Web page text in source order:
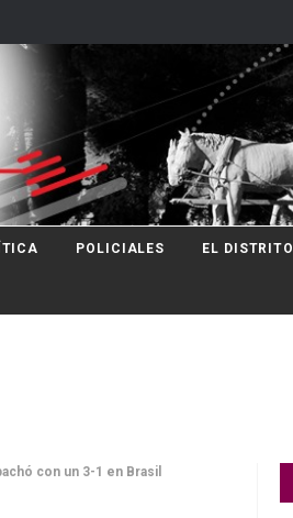
POLICIALES EL DISTRITO
con un 3-1 en Brasil